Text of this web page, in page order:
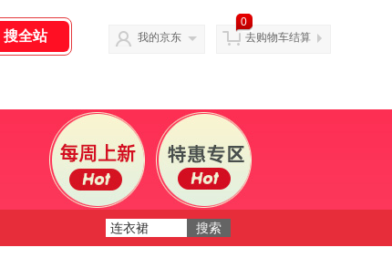
我的京东
0
去购物车结算